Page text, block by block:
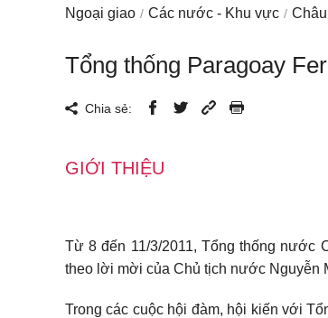
Ngoại giao Các nước - Khu vực
Tổng thống Paragoay
Chia sẻ:
GIỚI THIỆU
Từ 8 đến 11/3/2011, Tổng thống nước
theo lời mời của Chủ tịch nước Nguyễn
Trong các cuộc hội đàm, hội kiến với